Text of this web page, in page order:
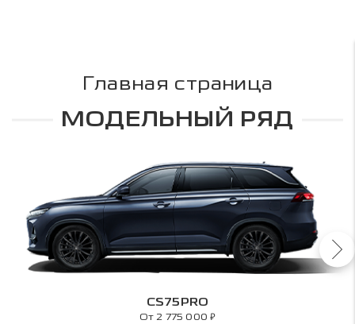
Главная страница
МОДЕЛЬНЫЙ РЯД
CS75PRO
От 2 775 000₽